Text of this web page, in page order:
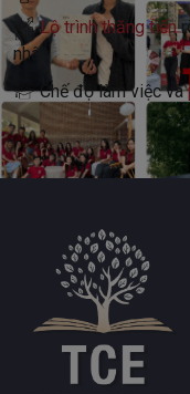
Lộ trình thăng tiến
nhân
Chế độ làm việc và